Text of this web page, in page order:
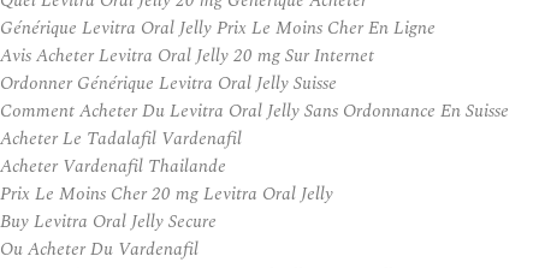
Générique Levitra Oral Jelly Prix Le Moins Cher En Ligne
Avis Acheter Levitra Oral Jelly 20 mg Sur Internet
Ordonner Générique Levitra Oral Jelly Suisse
Comment Acheter Du Levitra Oral Jelly Sans Ordonnance En Suisse
Acheter Le Tadalafil Vardenafil
Acheter Vardenafil Thailande
Prix Le Moins Cher 20 mg Levitra Oral Jelly
Buy Levitra Oral Jelly Secure
Ou Acheter Du Vardenafil